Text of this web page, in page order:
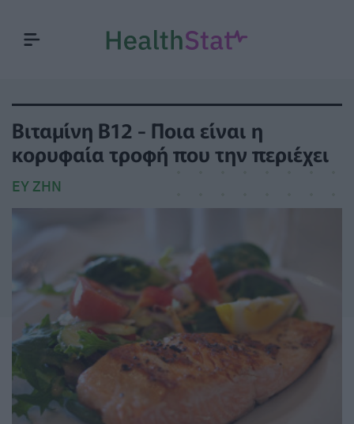
Βιταμίνη Β12 - Ποια είναι η
κορυφαία τροφή που την περιέχει
ΕΥ ΖΗΝ